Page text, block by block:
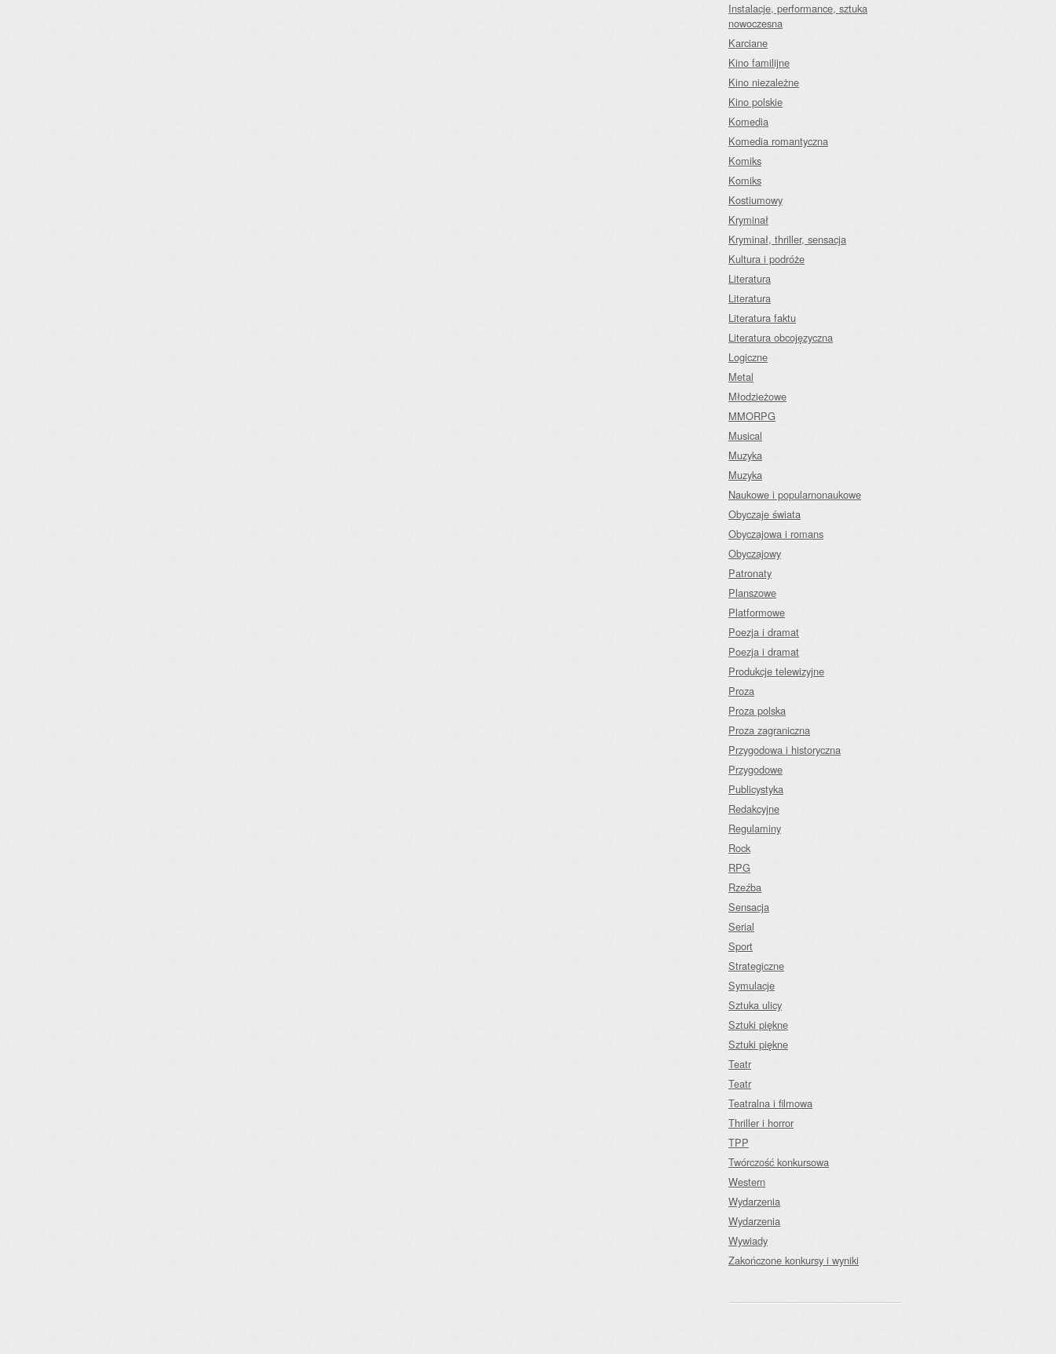
Instalacje, performance, sztuka
nowoczesna
Karciane
Kino familijne
Kino niezależne
Kino polskie
Komedia
Komedia romantyczna
Komiks
Komiks
Kostiumowy
Kryminał
Kryminał, thriller, sensacja
Kultura i podróże
Literatura
Literatura
Literatura faktu
Literatura obcojęzyczna
Logiczne
Metal
Młodzieżowe
MMORPG
Musical
Muzyka
Muzyka
Naukowe i popularnonaukowe
Obyczaje świata
Obyczajowa i romans
Obyczajowy
Patronaty
Planszowe
Platformowe
Poezja i dramat
Poezja i dramat
Produkcje telewizyjne
Proza
Proza polska
Proza zagraniczna
Przygodowa i historyczna
Przygodowe
Publicystyka
Redakcyjne
Regulaminy
Rock
RPG
Rzeźba
Sensacja
Serial
Sport
Strategiczne
Symulacje
Sztuka ulicy
Sztuki piękne
Sztuki piękne
Teatr
Teatr
Teatralna i filmowa
Thriller i horror
TPP
Twórczość konkursowa
Western
Wydarzenia
Wydarzenia
Wywiady
Zakończone konkursy i wyniki